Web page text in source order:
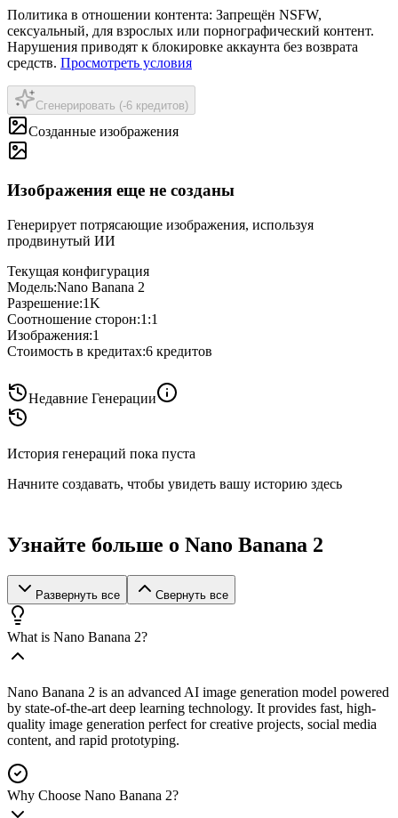
Политика в отношении контента: Запрещён NSFW,
сексуальный, для взрослых или порнографический контент.
Нарушения приводят к блокировке аккаунта без возврата
средств. Просмотреть условия
Сгенерировать (-6 кредитов)
Созданные изображения
Изображения еще не созданы
Генерирует потрясающие изображения, используя
продвинутый ИИ
Текущая конфигурация
Модель:Nano Banana 2
Разрешение:1K
Соотношение сторон:1:1
Изображения:1
Стоимость в кредитах:6 кредитов
Недавние Генерации
История генераций пока пуста
Начните создавать, чтобы увидеть вашу историю здесь
Узнайте больше о Nano Banana 2
Развернуть все Свернуть все
What is Nano Banana 2?
Nano Banana 2 is an advanced AI image generation model powered
by state-of-the-art deep learning technology. It provides fast, high-
quality image generation perfect for creative projects, social media
content, and rapid prototyping.
Why Choose Nano Banana 2?